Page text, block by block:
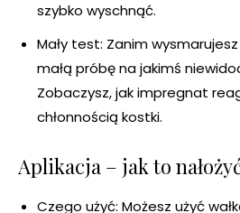
szybko wyschnąć.
Mały test: Zanim
małą próbę na jakimś
Zobaczysz, jak impregnat
chłonnością kostki.
Aplikacja – jak to
Czego użyć: Możesz użyć